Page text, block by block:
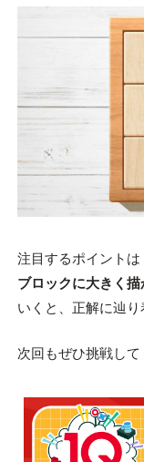
注目するポイントは
ブロックに大きく描
いくと、正解に辿り
次回もぜひ挑戦して